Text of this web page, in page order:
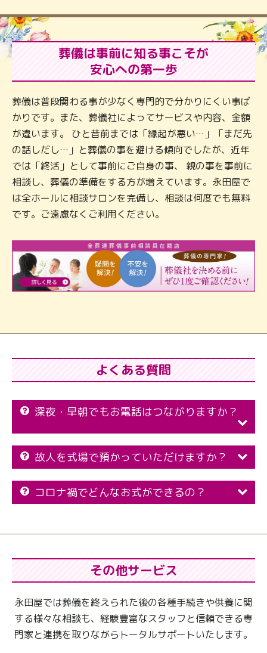
葬儀は事前に知る事こそが
安心への第一歩
葬儀は普段関わる事が少なく専門的で分かりにくい事ば
かりです。また、葬儀社によってサービスや内容、金額
が違います。 ひと昔前までは「縁起が悪い…」「まだ先
の話しだし…」と葬儀の事を避ける傾向でしたが、近年
では「終活」として事前にご自身の事、 親の事を事前に
相談し、葬儀の準備をする方が増えています。永田屋で
は全ホールに相談サロンを完備し、相談は何度でも無料
です。ご遠慮なくご利用ください。
よくある質問
深夜・早朝でもお電話はつながりますか？
故人を式場で預かっていただけますか？
コロナ禍でどんなお式ができるの？
その他サービス
永田屋では葬儀を終えられた後の各種手続きや供養に関
する様々な相談も、 経験豊富なスタッフと信頼できる専
門家と連携を取りながらトータルサポートいたします。